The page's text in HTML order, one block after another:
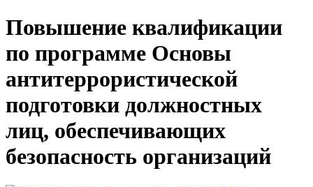
Повышение квалификации
по программе Основы
антитеррористической
подготовки должностных
лиц, обеспечивающих
безопасность организаций